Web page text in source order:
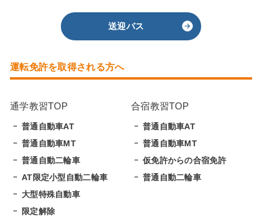
送迎バス
運転免許を取得される方へ
通学教習TOP
普通自動車AT
普通自動車MT
普通自動二輪車
AT限定小型自動二輪車
大型特殊自動車
限定解除
合宿教習TOP
普通自動車AT
普通自動車MT
仮免許からの合宿免許
普通自動二輪車